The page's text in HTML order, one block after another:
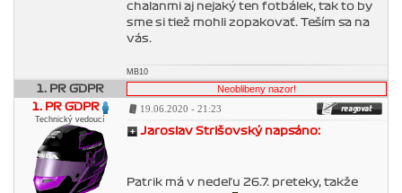
chalanmi aj nejaký ten fotbálek, tak to by
sme si tiež mohli zopakovať. Teším sa na
vás.
MB10
1. PR GDPR
1. PR GDPR
Technický vedoucí
19.06.2020 - 21:23
Jaroslav Strišovský napsáno:
Patrik má v nedeľu 26.7. preteky, takže